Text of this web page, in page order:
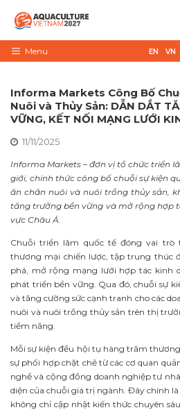
Skip
contentMenu
Về triển lãm
Tin tức
Liên Hệ
VietShrimp
EN VN
Informa Markets Công Bố
Nuôi và Thủy Sản: DẪN DẮT
VỮNG, KẾT NỐI MẠNG LƯỚI
11/11/2025
Informa Markets – đơn vị tổ chức triển
giới, chính thức công bố chuỗi sự kiện
ăn chăn nuôi và nuôi trồng thủy sản,
tăng trưởng bền vững và mở rộng hợp
vực Châu Á.
Chuỗi triển lãm quốc tế đóng vai
thương mại chiến lược, tập trung thúc
phá, mở rộng mạng lưới hợp tác kinh
phát triển bền vững. Qua đó, chuỗi sự
và tăng cường sức cạnh tranh cho các
nuôi và nuôi trồng thủy sản trên thị
tiềm năng.
Mỗi sự kiện đều hội tụ hàng trăm
sự phối hợp chặt chẽ từ các cơ quan
nghề và cộng đồng doanh nghiệp tư
diện của chuỗi giá trị ngành. Đây chính
không chỉ cập nhật kiến thức chuyên